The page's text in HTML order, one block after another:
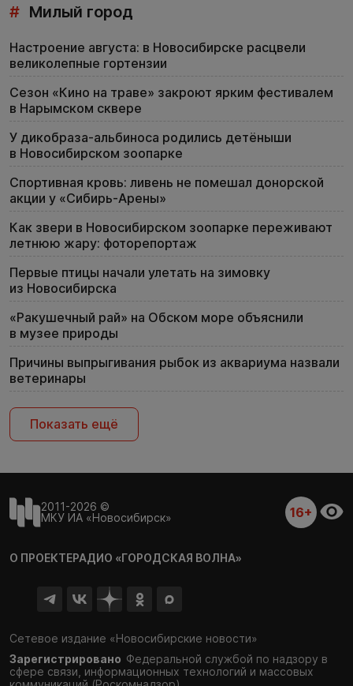
# Милый город
Настроение августа: в Новосибирске расцвели
великолепные гортензии
Сезон «Кино на траве» закроют ярким фестивалем
в Нарымском сквере
У дикобраза-альбиноса родились детёныши
в Новосибирском зоопарке
Спортивная кровь: ливень не помешал донорской
акции у «Сибирь-Арены»
Как звери в Новосибирском зоопарке переживают
летнюю жару: фоторепортаж
Первые птицы начали улетать на зимовку
из Новосибирска
«Ракушечный рай» на Обском море объяснили
в музее природы
Причины выпрыгивания рыбок из аквариума назвали
ветеринары
Показать ещё
2011-2026 ©
МКУ ИА «Новосибирск»
16+
О ПРОЕКТЕРАДИО «ГОРОДСКАЯ ВОЛНА»
Сетевое издание «Новосибирские новости»
Зарегистрировано Федеральной службой по надзору в
сфере связи, информационных технологий и массовых